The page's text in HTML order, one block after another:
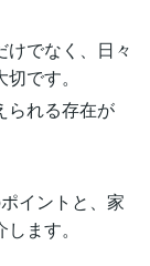
けでなく、日々
です。
られる存在が
イントと、家
ます。